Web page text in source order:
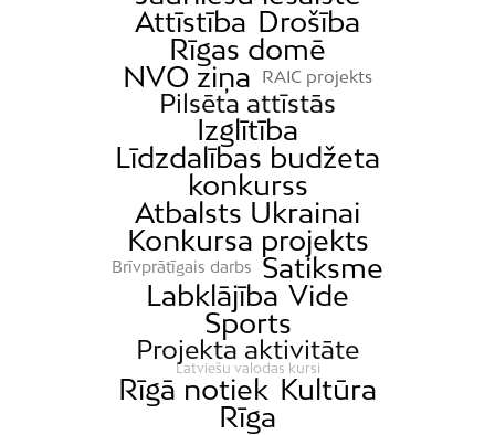
Attīstība Drošība
Rīgas domē
NVO ziņa
RAIC projekts
Pilsēta attīstās
Izglītība
Līdzdalības budžeta
konkurss
Atbalsts Ukrainai
Konkursa projekts
Brīvprātīgais darbs
Satiksme
Labklājība Vide
Sports
Projekta aktivitāte
Latviešu valodas kursi
Rīgā notiek Kultūra
Rīga